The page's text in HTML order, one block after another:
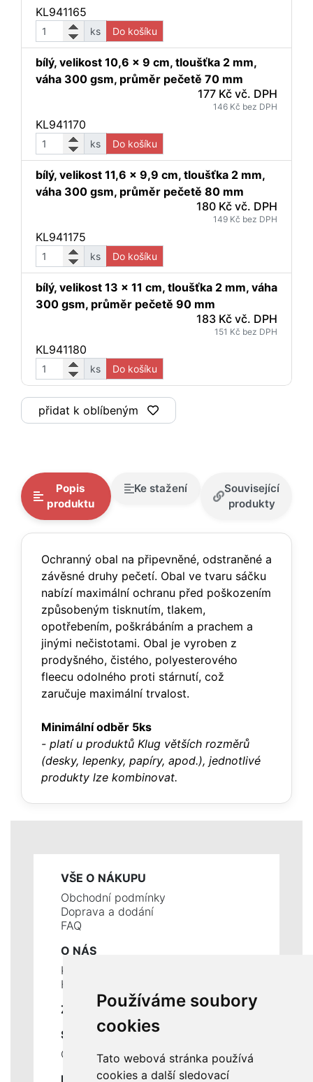
Používáme soubory
cookies
Tato webová stránka používá
cookies a další sledovací
KL941165
ks Do košíku
bílý, velikost 10,6 x 9 cm, tloušťka 2 mm,
váha 300 gsm, průměr pečetě 70 mm
177 Kč vč. DPH
146 Kč bez DPH
KL941170
ks Do košíku
bílý, velikost 11,6 x 9,9 cm, tloušťka 2 mm,
váha 300 gsm, průměr pečetě 80 mm
180 Kč vč. DPH
149 Kč bez DPH
KL941175
ks Do košíku
bílý, velikost 13 x 11 cm, tloušťka 2 mm, váha
300 gsm, průměr pečetě 90 mm
183 Kč vč. DPH
151 Kč bez DPH
KL941180
ks Do košíku
přidat k oblíbeným
Popis
produktu
Ke stažení
Související
produkty
Ochranný obal na připevněné, odstraněné a
závěsné druhy pečetí. Obal ve tvaru sáčku
nabízí maximální ochranu před poškozením
způsobeným tisknutím, tlakem,
opotřebením, poškrábáním a prachem a
jinými nečistotami. Obal je vyroben z
prodyšného, čistého, polyesterového
fleecu odolného proti stárnutí, což
zaručuje maximální trvalost.
Minimální odběr 5ks
- platí u produktů Klug větších rozměrů
(desky, lepenky, papíry, apod.), jednotlivé
produkty lze kombinovat.
VŠE O NÁKUPU
Obchodní podmínky
Doprava a dodání
FAQ
O NÁS
Kontakty
Historie a současnost
ZÁKLADNÍ ÚDAJE
SLUŽBY
Ceník servisních prací
DŮLEŽITÉ INFORMACE